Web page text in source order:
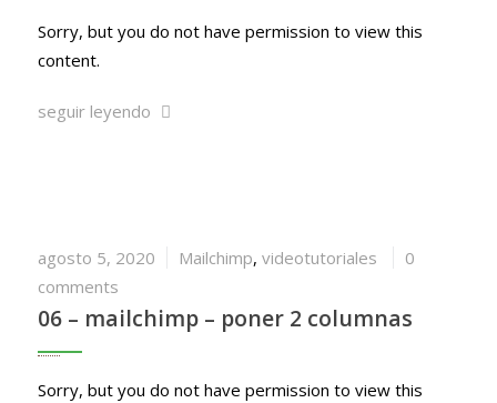
Sorry, but you do not have permission to view this
content.
seguir leyendo
agosto 5, 2020 Mailchimp, videotutoriales
0
comments
06 – mailchimp – poner 2 columnas
Sorry, but you do not have permission to view this